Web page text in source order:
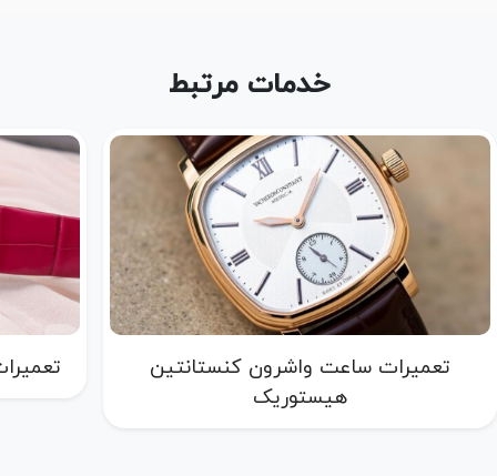
خدمات مرتبط
تعمیرات ساعت واشرون کنستانتین
هیستوریک